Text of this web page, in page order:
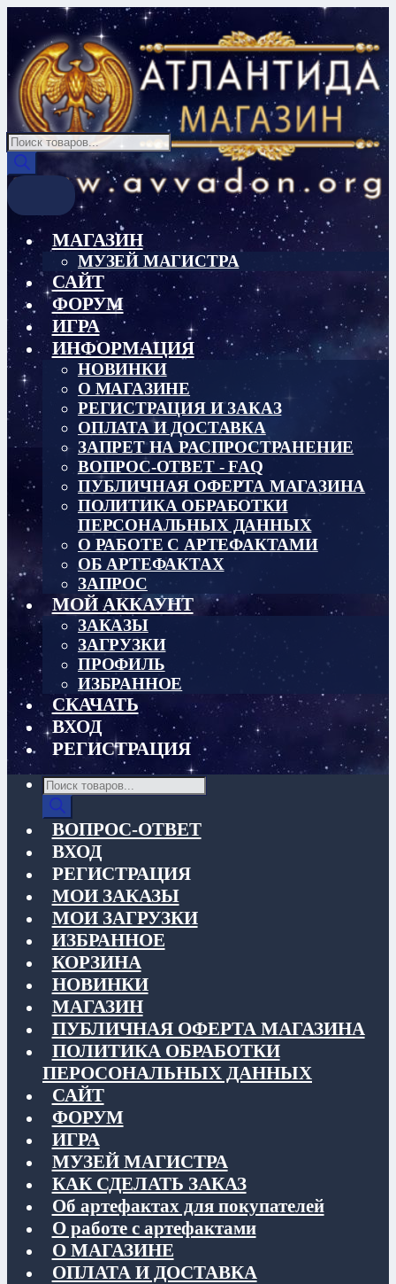
Перейти
навигации
Перейти
содержимому
Поиск
товаров
МАГАЗИН
МУЗЕЙ МАГИСТРА
САЙТ
ФОРУМ
ИГРА
ИНФОРМАЦИЯ
НОВИНКИ
О МАГАЗИНЕ
РЕГИСТРАЦИЯ И ЗАКАЗ
ОПЛАТА И ДОСТАВКА
ЗАПРЕТ НА РАСПРОСТРАНЕНИЕ
ВОПРОС-ОТВЕТ - FAQ
ПУБЛИЧНАЯ ОФЕРТА МАГАЗИНА
ПОЛИТИКА ОБРАБОТКИ
ПЕРСОНАЛЬНЫХ ДАННЫХ
О РАБОТЕ С АРТЕФАКТАМИ
ОБ АРТЕФАКТАХ
ЗАПРОС
МОЙ АККАУНТ
ЗАКАЗЫ
ЗАГРУЗКИ
ПРОФИЛЬ
ИЗБРАННОЕ
СКАЧАТЬ
ВХОД
РЕГИСТРАЦИЯ
Поиск
товаров
ВОПРОС-ОТВЕТ
ВХОД
РЕГИСТРАЦИЯ
МОИ ЗАКАЗЫ
МОИ ЗАГРУЗКИ
ИЗБРАННОЕ
КОРЗИНА
НОВИНКИ
МАГАЗИН
ПУБЛИЧНАЯ ОФЕРТА МАГАЗИНА
ПОЛИТИКА ОБРАБОТКИ
ПЕРОСОНАЛЬНЫХ ДАННЫХ
САЙТ
ФОРУМ
ИГРА
МУЗЕЙ МАГИСТРА
КАК СДЕЛАТЬ ЗАКАЗ
Об артефактах для покупателей
О работе с артефактами
О МАГАЗИНЕ
ОПЛАТА И ДОСТАВКА